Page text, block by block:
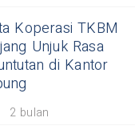
Koperasi TKBM
Unjuk Rasa
di Kantor
2 bulan